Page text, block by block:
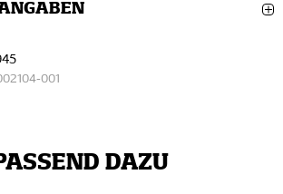
001
DAZU